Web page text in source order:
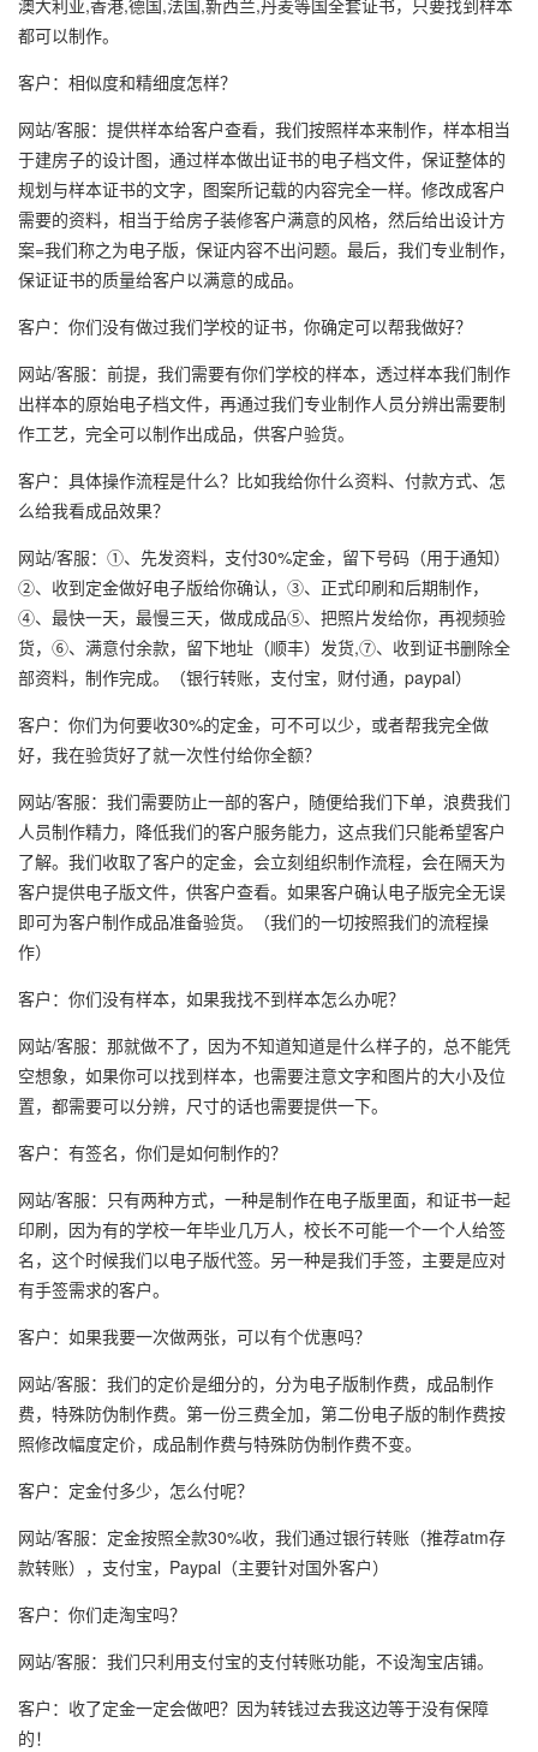
澳大利亚,香港,德国,法国,新西兰,丹麦等国全套证书，只要找到样本
都可以制作。
客户：相似度和精细度怎样？
网站/客服：提供样本给客户查看，我们按照样本来制作，样本相当
于建房子的设计图，通过样本做出证书的电子档文件，保证整体的
规划与样本证书的文字，图案所记载的内容完全一样。修改成客户
需要的资料，相当于给房子装修客户满意的风格，然后给出设计方
案=我们称之为电子版，保证内容不出问题。最后，我们专业制作，
保证证书的质量给客户以满意的成品。
客户：你们没有做过我们学校的证书，你确定可以帮我做好？
网站/客服：前提，我们需要有你们学校的样本，透过样本我们制作
出样本的原始电子档文件，再通过我们专业制作人员分辨出需要制
作工艺，完全可以制作出成品，供客户验货。
客户：具体操作流程是什么？比如我给你什么资料、付款方式、怎
么给我看成品效果？
网站/客服：①、先发资料，支付30%定金，留下号码（用于通知）
②、收到定金做好电子版给你确认，③、正式印刷和后期制作，
④、最快一天，最慢三天，做成成品⑤、把照片发给你，再视频验
货，⑥、满意付余款，留下地址（顺丰）发货,⑦、收到证书删除全
部资料，制作完成。（银行转账，支付宝，财付通，paypal）
客户：你们为何要收30%的定金，可不可以少，或者帮我完全做
好，我在验货好了就一次性付给你全额？
网站/客服：我们需要防止一部的客户，随便给我们下单，浪费我们
人员制作精力，降低我们的客户服务能力，这点我们只能希望客户
了解。我们收取了客户的定金，会立刻组织制作流程，会在隔天为
客户提供电子版文件，供客户查看。如果客户确认电子版完全无误
即可为客户制作成品准备验货。（我们的一切按照我们的流程操
作）
客户：你们没有样本，如果我找不到样本怎么办呢？
网站/客服：那就做不了，因为不知道知道是什么样子的，总不能凭
空想象，如果你可以找到样本，也需要注意文字和图片的大小及位
置，都需要可以分辨，尺寸的话也需要提供一下。
客户：有签名，你们是如何制作的？
网站/客服：只有两种方式，一种是制作在电子版里面，和证书一起
印刷，因为有的学校一年毕业几万人，校长不可能一个一个人给签
名，这个时候我们以电子版代签。另一种是我们手签，主要是应对
有手签需求的客户。
客户：如果我要一次做两张，可以有个优惠吗？
网站/客服：我们的定价是细分的，分为电子版制作费，成品制作
费，特殊防伪制作费。第一份三费全加，第二份电子版的制作费按
照修改幅度定价，成品制作费与特殊防伪制作费不变。
客户：定金付多少，怎么付呢？
网站/客服：定金按照全款30%收，我们通过银行转账（推荐atm存
款转账），支付宝，Paypal（主要针对国外客户）
客户：你们走淘宝吗？
网站/客服：我们只利用支付宝的支付转账功能，不设淘宝店铺。
客户：收了定金一定会做吧？因为转钱过去我这边等于没有保障
的！